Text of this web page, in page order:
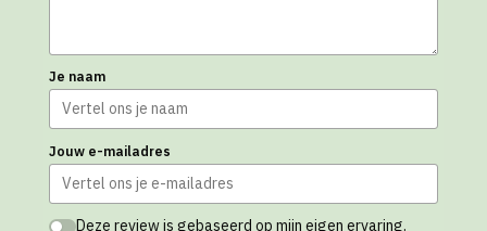
Je naam
Jouw e-mailadres
Deze review is gebaseerd op mijn eigen ervaring.